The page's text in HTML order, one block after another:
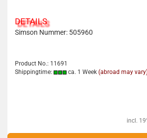
DETAILS
Simson Nummer: 505960
Product No.: 11691
Shippingtime:
ca. 1 Week (abroad may
incl.